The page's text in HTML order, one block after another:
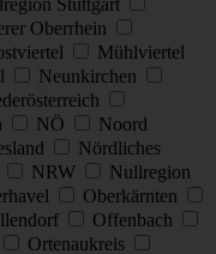
Stuttgart
Oberrhein
Mühlviertel
Neunkirchen
NÖ
Noord
Nördliches
NRW
Nullregion
Oberkärnten
Offenbach
Ortenaukreis